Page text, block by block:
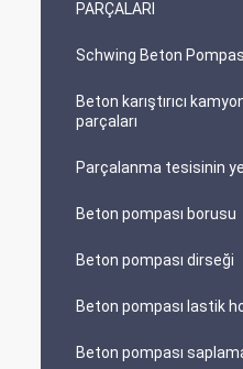
PARÇALARI
Schwing Beton
Beton karıştırıcı
parçaları
Parçalanma tesisinin
Beton pompası borusu
Beton pompası dirseği
Beton pompası lastik
Beton pompası